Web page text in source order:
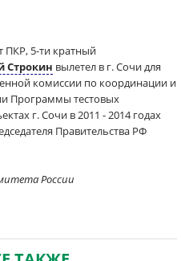
ПКР, 5-ти кратный
Строкин вылетел в г. Сочи для
комиссии по координации и
Программы тестовых
г. Сочи в 2011 - 2014 годах
Правительства РФ
России